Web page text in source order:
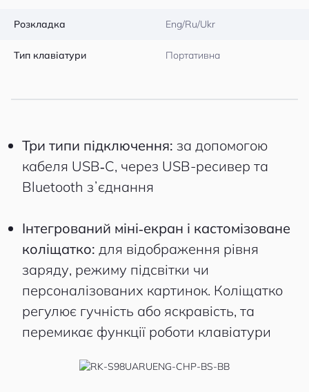
Розкладка Eng/Ru/Ukr
Тип клавіатури Портативна
Три типи підключення: за допомогою
кабеля USB‑C, через USB-ресивер та
Bluetooth зʼєднання
Інтегрований міні‑екран і кастомізоване
коліщатко: для відображення рівня
заряду, режиму підсвітки чи
персоналізованих картинок. Коліщатко
регулює гучність або яскравість, та
перемикає функції роботи клавіатури